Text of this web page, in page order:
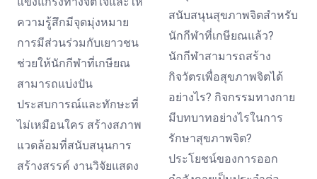
ความรู้สึกมีจุดมุ่งหมาย
การมีส่วนร่วมกับเยาวชน
ช่วยให้นักกีฬาที่เกษียณ
สามารถแบ่งปัน
ประสบการณ์และทักษะที่
ไม่เหมือนใคร สร้างสภาพ
แวดล้อมที่สนับสนุนการ
สร้างสรรค์ งานวิจัยแสดง
สนับสนุนสุขภาพจิตสำหรับ
นักกีฬาที่เกษียณแล้ว?
นักกีฬาสามารถสร้าง
กิจวัตรเพื่อสุขภาพจิตได้
อย่างไร? กิจกรรมทางกาย
มีบทบาทอย่างไรในการ
รักษาสุขภาพจิต?
ประโยชน์ของการออก